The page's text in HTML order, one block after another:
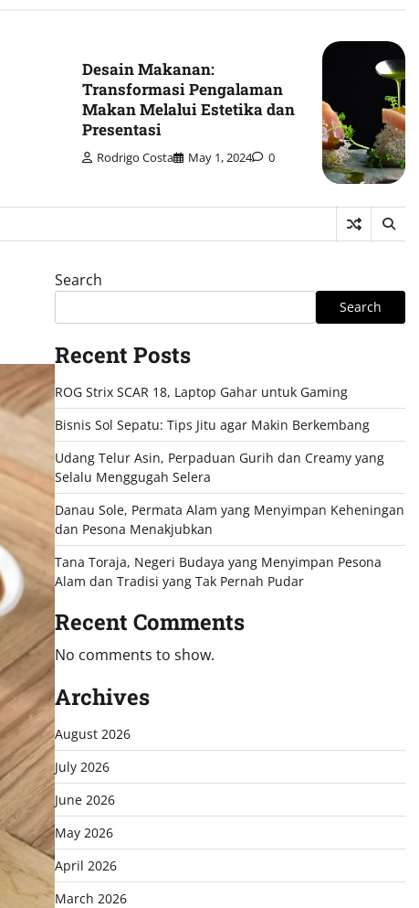
Desain Makanan:
Transformasi Pengalaman
Makan Melalui Estetika dan
Presentasi
Rodrigo Costa May 1, 2024 0
Search
Search
Recent Posts
ROG Strix SCAR 18, Laptop Gahar untuk Gaming
Bisnis Sol Sepatu: Tips Jitu agar Makin Berkembang
Udang Telur Asin, Perpaduan Gurih dan Creamy yang
Selalu Menggugah Selera
Danau Sole, Permata Alam yang Menyimpan Keheningan
dan Pesona Menakjubkan
Tana Toraja, Negeri Budaya yang Menyimpan Pesona
Alam dan Tradisi yang Tak Pernah Pudar
Recent Comments
No comments to show.
Archives
August 2026
July 2026
June 2026
May 2026
April 2026
March 2026